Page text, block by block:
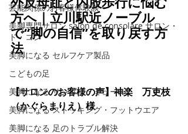
芸能関係のお客様体験談
美脚専門サロン salon de consolare サロン・
ド・コン
美脚になる セルフケア製品
こどもの足
美脚になる サンダル・ミュール
美脚になる ストッキング・フットウエア
美脚になる 足のトラブル解決
方へ｜立川駅近ノーブル
で“脚の自信”を取り戻す方
法
【サロンのお客様の声】神楽　万吏枝
（かぐらまりえ）様